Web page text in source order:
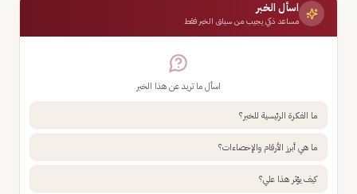
اسأل الخبر
مساعد ذكي يجيب من سياق الخبر فقط
اسأل ما تريد عن هذا الخبر
ما الفكرة الرئيسية للخبر؟
ما هي أبرز الأرقام والإحصاءات؟
كيف يؤثر هذا علي؟